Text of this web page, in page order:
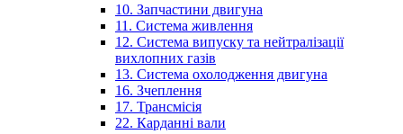
10. Запчастини двигуна
11. Система живлення
12. Система випуску та нейтралізації
вихлопних газів
13. Система охолодження двигуна
16. Зчеплення
17. Трансмісія
22. Карданні вали